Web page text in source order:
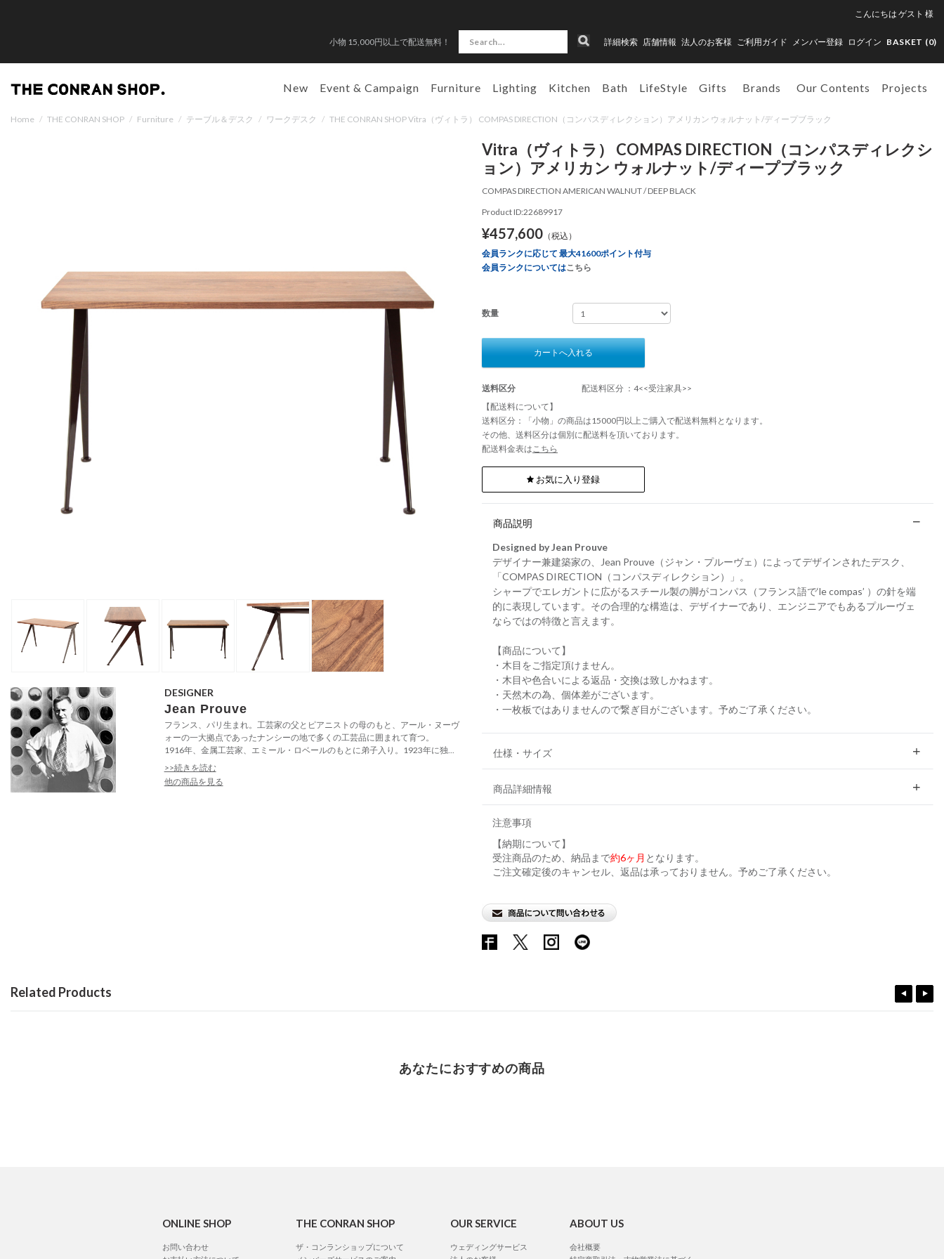
こんにちは ゲスト 様
小物 15,000円以上で配送無料！ 詳細検索 店舗情報 法人のお客様 ご利用ガイド メンバー登録 ログイン BASKET (0)
New Event & Campaign Furniture Lighting Kitchen Bath LifeStyle Gifts Brands Our Contents Projects
Home / THE CONRAN SHOP / Furniture / テーブル＆デスク / ワークデスク / THE CONRAN SHOP Vitra（ヴィトラ） COMPAS DIRECTION（コンパスディレクション）アメリカン ウォルナット/ディープブラック
DESIGNER
Jean Prouve
フランス、パリ生まれ。工芸家の父とピアニストの母のもと、アール・ヌーヴ
ォーの一大拠点であったナンシーの地で多くの工芸品に囲まれて育つ。
1916年、金属工芸家、エミール・ロベールのもとに弟子入り。1923年に独...
>>続きを読む
他の商品を見る
Vitra（ヴィトラ） COMPAS DIRECTION（コンパスディレクシ
ョン）アメリカン ウォルナット/ディープブラック
COMPAS DIRECTION AMERICAN WALNUT / DEEP BLACK
Product ID:22689917
¥457,600（税込）
会員ランクに応じて 最大41600ポイント付与
会員ランクについてはこちら
数量
カートへ入れる
送料区分
配送料区分 ：4<<受注家具>>
【配送料について】
送料区分：「小物」の商品は15000円以上ご購入で配送料無料となります。
その他、送料区分は個別に配送料を頂いております。
配送料金表はこちら
お気に入り登録
商品説明
Designed by Jean Prouve
デザイナー兼建築家の、Jean Prouve（ジャン・プルーヴェ）によってデザインされたデスク、
「COMPAS DIRECTION（コンパスディレクション）」。
シャープでエレガントに広がるスチール製の脚がコンパス（フランス語で‘le compas’ ）の針を端
的に表現しています。その合理的な構造は、デザイナーであり、エンジニアでもあるプルーヴェ
ならではの特徴と言えます。
【商品について】
・木目をご指定頂けません。
・木目や色合いによる返品・交換は致しかねます。
・天然木の為、個体差がございます。
・一枚板ではありませんので繋ぎ目がございます。予めご了承ください。
仕様・サイズ
商品詳細情報
注意事項
【納期について】
受注商品のため、納品まで約6ヶ月 となります。
ご注文確定後のキャンセル、返品は承っておりません。予めご了承ください。
Related Products
あなたにおすすめの商品
ONLINE SHOP
お問い合わせ
THE CONRAN SHOP
ザ・コンランショップについて
OUR SERVICE
ウェディングサービス
ABOUT US
会社概要